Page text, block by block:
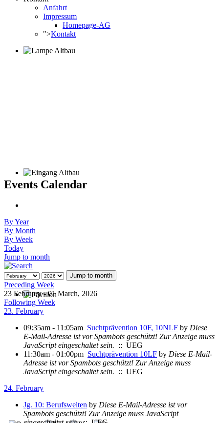
Anfahrt
Impressum
Homepage-AG
">Kontakt
Events Calendar
By Year
By Month
By Week
Today
Jump to month
Jump to month
Preceding Week
23 February - 01 March, 2026
Following Week
23. February
09:35am - 11:05am Suchtprävention 10F, 10NLF by Diese
E-Mail-Adresse ist vor Spambots geschützt! Zur Anzeige muss
JavaScript eingeschaltet sein. :: UEG
11:30am - 01:00pm Suchtprävention 10LF by Diese E-Mail-
Adresse ist vor Spambots geschützt! Zur Anzeige muss
JavaScript eingeschaltet sein. :: UEG
24. February
Jg. 10: Berufswelten by Diese E-Mail-Adresse ist vor
Spambots geschützt! Zur Anzeige muss JavaScript